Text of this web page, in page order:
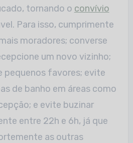
tornando o convívio
Para isso, cumprimente
moradores; converse
um novo vizinho;
pequenos favores; evite
de banho em áreas como
e evite buzinar
entre 22h e 6h, já que
as outras